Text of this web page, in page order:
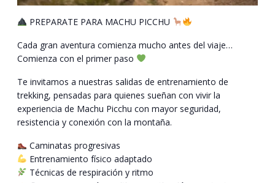
PREPARATE PARA MACHU PICCHU
Cada gran aventura comienza mucho antes del viaje…
Comienza con el primer paso
Te invitamos a nuestras salidas de entrenamiento de
trekking, pensadas para quienes sueñan con vivir la
experiencia de Machu Picchu con mayor seguridad,
resistencia y conexión con la montaña.
Caminatas progresivas
Entrenamiento físico adaptado
Técnicas de respiración y ritmo